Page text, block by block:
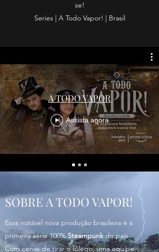
se!
Series | A Todo Vapor! | Brasil
A TODO VAPOR
Assista agora
SOBRE A TODO VAPOR!
Essa notável nova produção brasileira é a
primeira série 100% Steampunkdo país.
Com cenas de tirar o fôlego, uma equipe